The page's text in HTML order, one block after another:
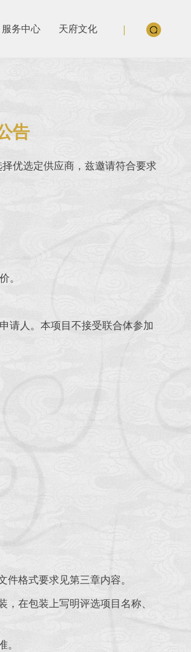
服务中心 天府文化
告
优选定供应商，兹邀请符合要求
。
请人。本项目不接受联合体参加
格式要求见第三章内容。
在包装上写明评选项目名称、